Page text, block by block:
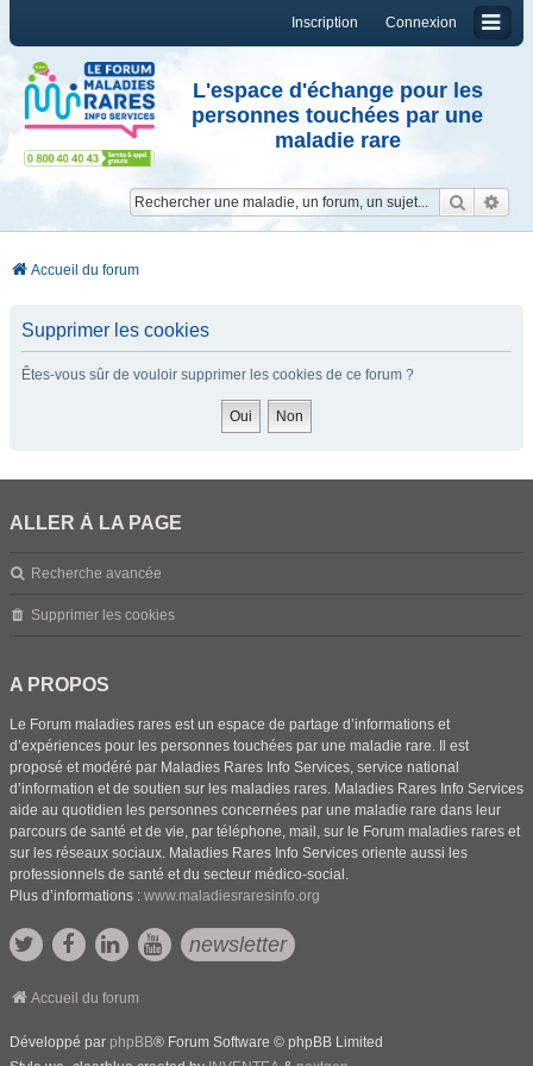
Connexion
Inscription
L'espace d'échange pour les
personnes touchées par une
maladie rare
Accueil du forum
Supprimer les cookies
Êtes-vous sûr de vouloir supprimer les cookies de ce forum ?
ALLER À LA PAGE
Recherche avancée
Supprimer les cookies
A PROPOS
Le Forum maladies rares est un espace de partage d’informations et
d’expériences pour les personnes touchées par une maladie rare. Il est
proposé et modéré par Maladies Rares Info Services, service national
d’information et de soutien sur les maladies rares. Maladies Rares Info Services
aide au quotidien les personnes concernées par une maladie rare dans leur
parcours de santé et de vie, par téléphone, mail, sur le Forum maladies rares et
sur les réseaux sociaux. Maladies Rares Info Services oriente aussi les
professionnels de santé et du secteur médico-social.
Plus d’informations : www.maladiesraresinfo.org
newsletter
Accueil du forum
Développé par phpBB® Forum Software © phpBB Limited